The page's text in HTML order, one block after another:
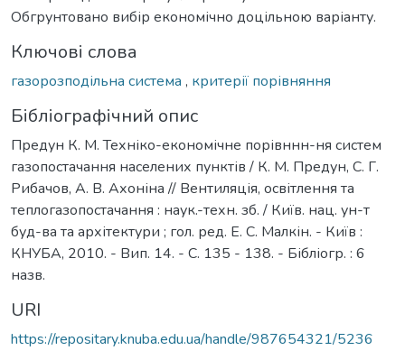
Обгрунтовано вибір економічно доцільною варіанту.
Ключові слова
газорозподільна система , критерії порівняння
Бібліографічний опис
Предун К. М. Техніко-економічне порівннн-ня систем
газопостачання населених пунктів / К. М. Предун, С. Г.
Рибачов, А. В. Ахоніна // Вентиляція, освітлення та
теплогазопостачання : наук.-техн. зб. / Київ. нац. ун-т
буд-ва та архітектури ; гол. ред. Е. С. Малкін. - Київ :
КНУБА, 2010. - Вип. 14. - С. 135 - 138. - Бібліогр. : 6
назв.
URI
https://repositary.knuba.edu.ua/handle/987654321/5236